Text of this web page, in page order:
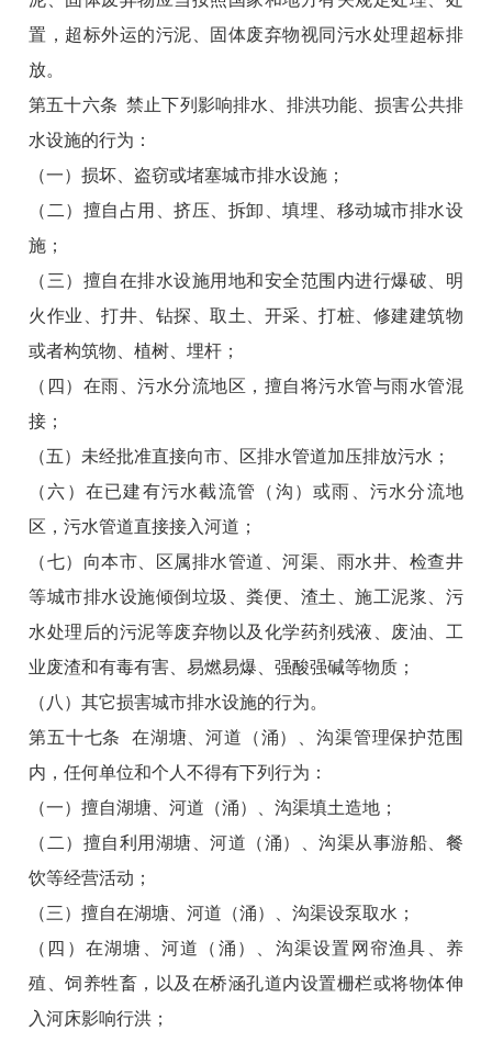
置，超标外运的污泥、固体废弃物视同污水处理超标排
放。
第五十六条 禁止下列影响排水、排洪功能、损害公共排
水设施的行为：
（一）损坏、盗窃或堵塞城市排水设施；
（二）擅自占用、挤压、拆卸、填埋、移动城市排水设
施；
（三）擅自在排水设施用地和安全范围内进行爆破、明
火作业、打井、钻探、取土、开采、打桩、修建建筑物
或者构筑物、植树、埋杆；
（四）在雨、污水分流地区，擅自将污水管与雨水管混
接；
（五）未经批准直接向市、区排水管道加压排放污水；
（六）在已建有污水截流管（沟）或雨、污水分流地
区，污水管道直接接入河道；
（七）向本市、区属排水管道、河渠、雨水井、检查井
等城市排水设施倾倒垃圾、粪便、渣土、施工泥浆、污
水处理后的污泥等废弃物以及化学药剂残液、废油、工
业废渣和有毒有害、易燃易爆、强酸强碱等物质；
（八）其它损害城市排水设施的行为。
第五十七条 在湖塘、河道（涌）、沟渠管理保护范围
内，任何单位和个人不得有下列行为：
（一）擅自湖塘、河道（涌）、沟渠填土造地；
（二）擅自利用湖塘、河道（涌）、沟渠从事游船、餐
饮等经营活动；
（三）擅自在湖塘、河道（涌）、沟渠设泵取水；
（四）在湖塘、河道（涌）、沟渠设置网帘渔具、养
殖、饲养牲畜，以及在桥涵孔道内设置栅栏或将物体伸
入河床影响行洪；